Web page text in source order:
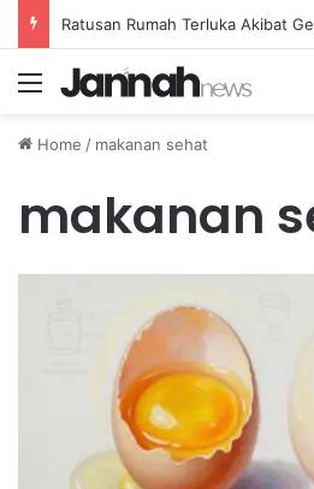
Menu
Home / makanan sehat
makanan